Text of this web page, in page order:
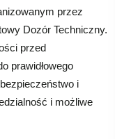
przez
Dozór Techniczny.
przed
prawidłowego
i
i możliwe